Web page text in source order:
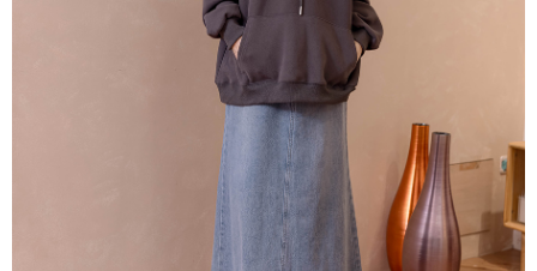
易，需依本服務之必要範圍內提供個人資料，並將交易相關給付款項請求債
權轉讓予恩沛科技股份有限公司。
２．關於個人資料處理事宜，請瀏覽以下網址：
https://aftee.tw/terms/#terms3
３．未成年的使用者請事先徵得法定代理人或監護人之同意方可使用
「AFTEE先享後付」，若未經同意申辦者引起之損失，本公司不負相關責
４．使用「AFTEE先享後付」時，將依據個別帳號之用戶狀況，依本公司即
時審查核予不同之上限額度；若仍有額度不足之情形，本公司將視審查結果
５．嚴禁一人註冊多個帳號或使用他人資訊註冊。若發現惡意使用之情形，
恩沛科技股份有限公司將有權停止該用戶之使用額度並採取法律行動。